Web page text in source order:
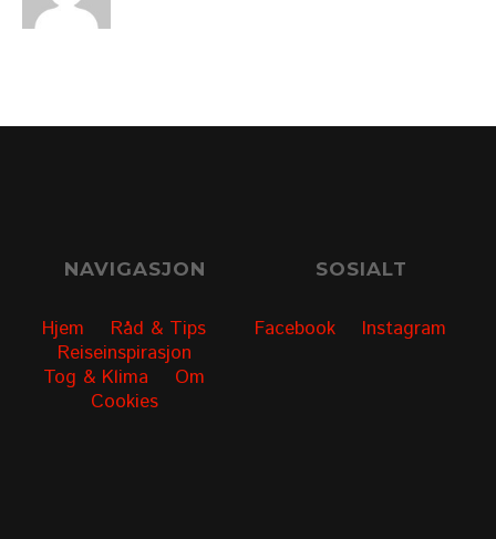
NAVIGASJON
Hjem
Råd & Tips
Reiseinspirasjon
Tog & Klima
Om
Cookies
SOSIALT
Facebook Instagram